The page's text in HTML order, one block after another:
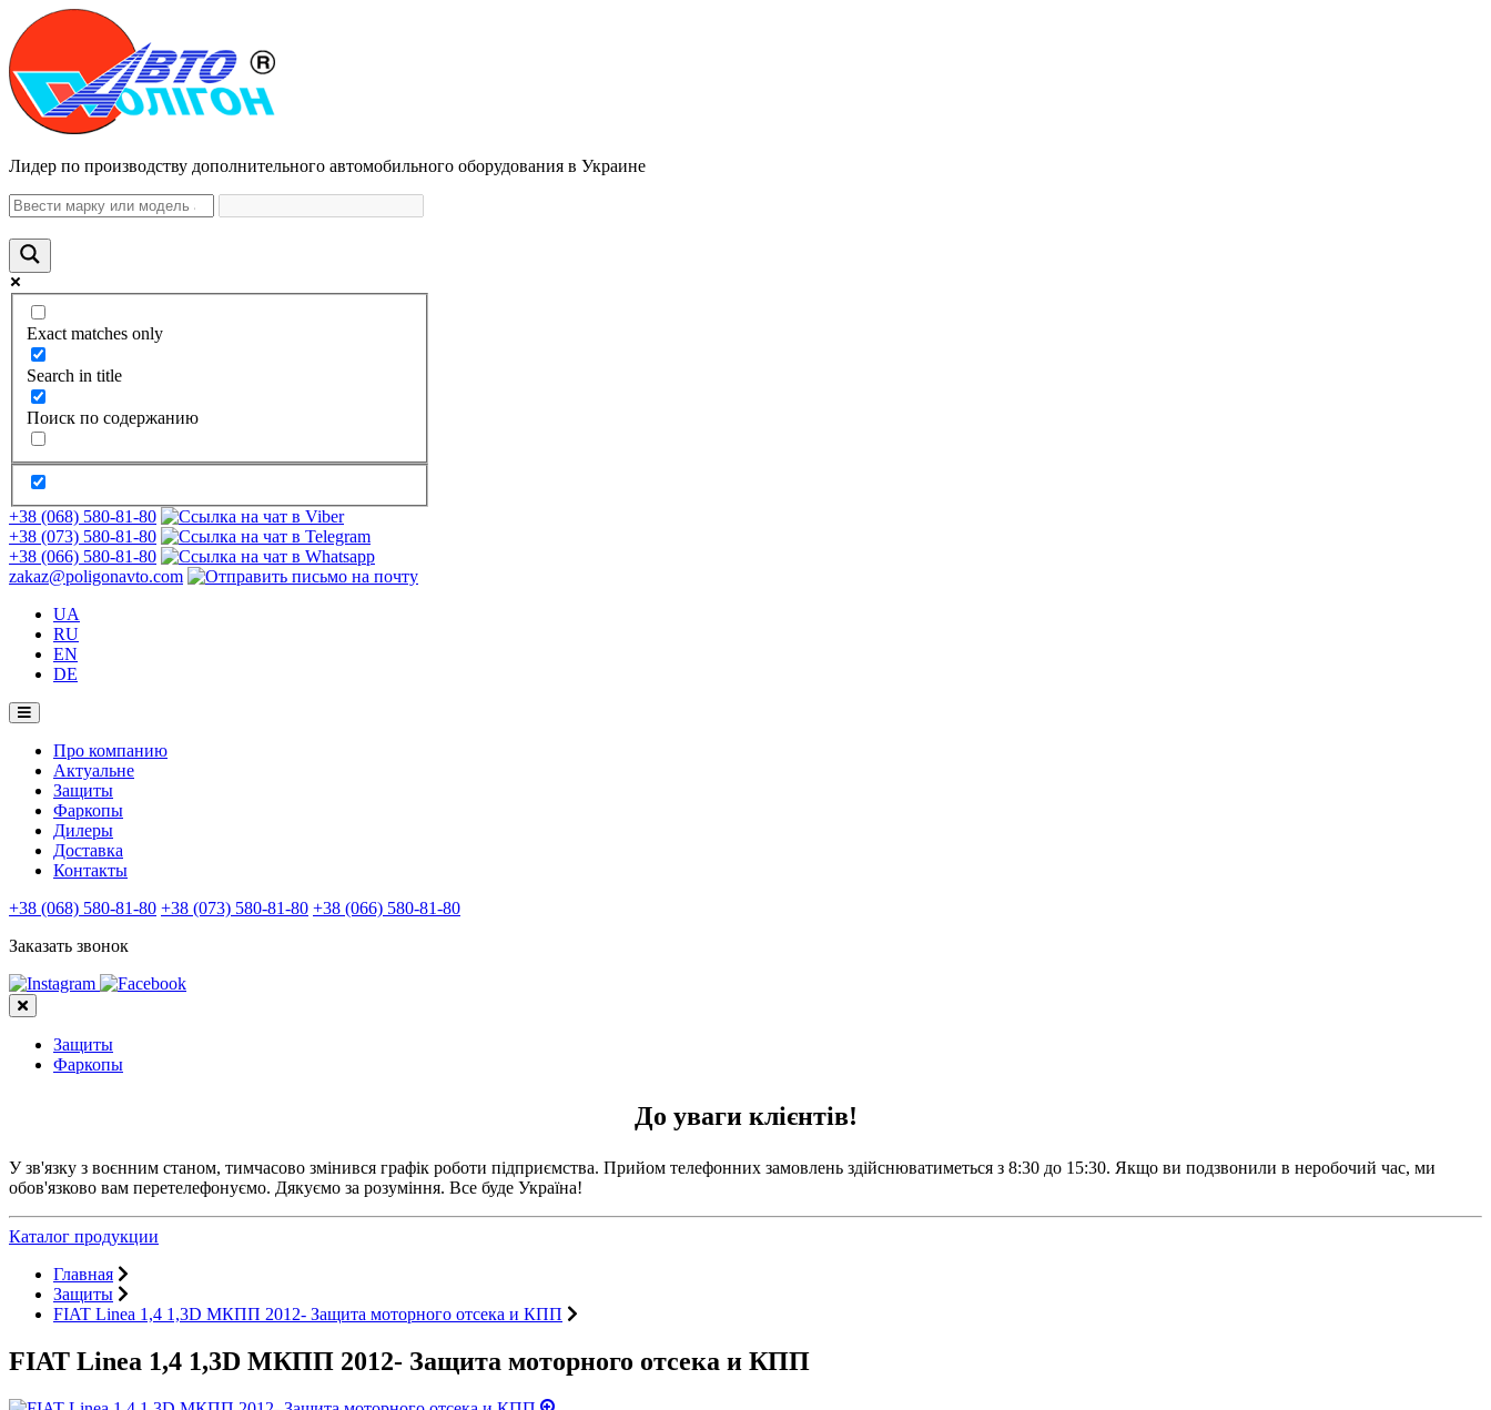
Лидер по производству дополнительного автомобильного оборудования в Украине
Exact matches only
Search in title
Поиск по содержанию
+38 (068) 580-81-80
+38 (073) 580-81-80
+38 (066) 580-81-80
zakaz@poligonavto.com
UA
RU
EN
DE
Про компанию
Актуальне
Защиты
Фаркопы
Дилеры
Доставка
Контакты
+38 (068) 580-81-80 +38 (073) 580-81-80 +38 (066) 580-81-80
Заказать звонок
Защиты
Фаркопы
До уваги клієнтів!
У зв'язку з воєнним станом, тимчасово змінився графік роботи підприємства. Прийом телефонних замовлень здійснюватиметься з 8:30 до 15:30. Якщо ви подзвонили в неробочий час, ми
обов'язково вам перетелефонуємо. Дякуємо за розуміння. Все буде Україна!
Каталог продукции
Главная
Защиты
FIAT Linea 1,4 1,3D МКПП 2012- Защита моторного отсека и КПП
FIAT Linea 1,4 1,3D МКПП 2012- Защита моторного отсека и КПП